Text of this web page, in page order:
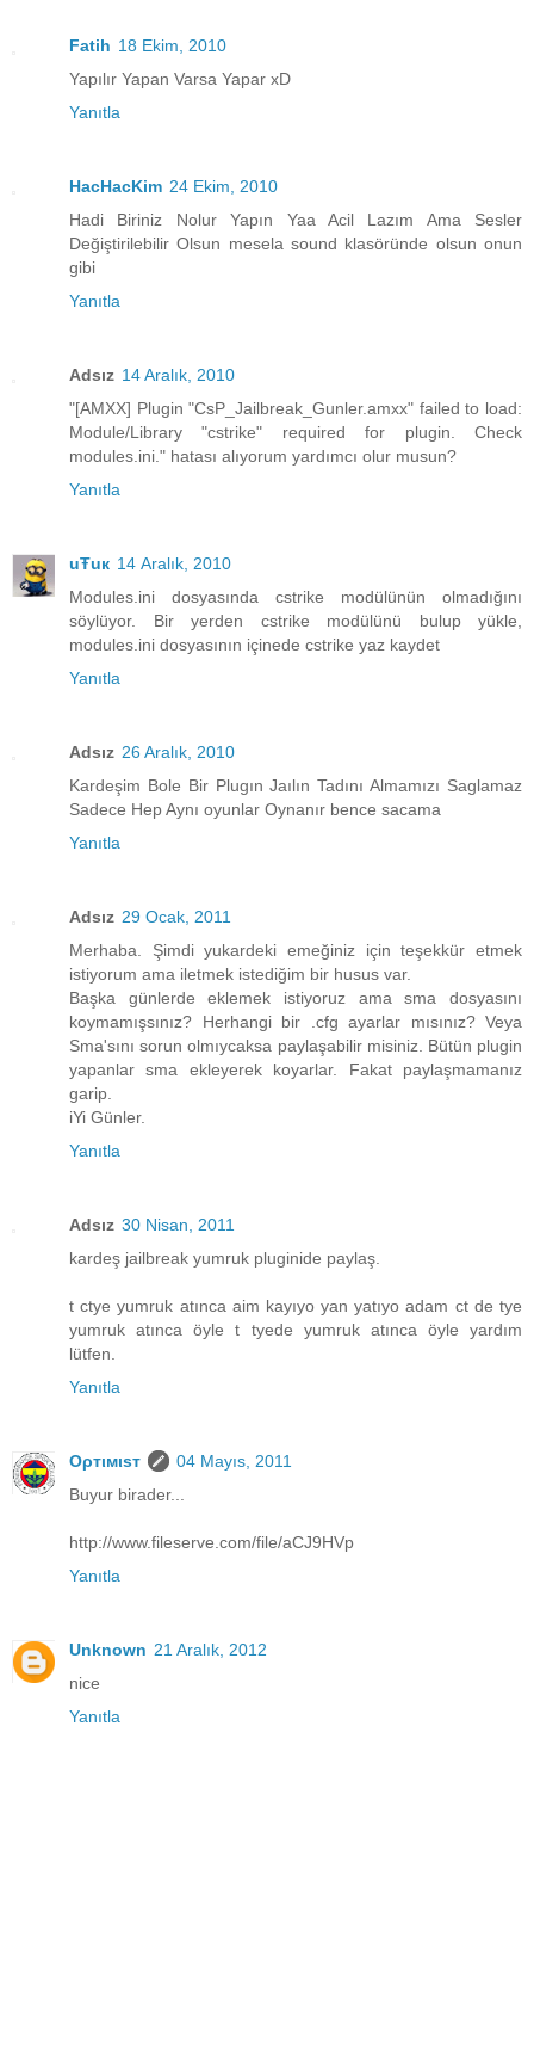
Fatih 18 Ekim, 2010
Yapılır Yapan Varsa Yapar xD
Yanıtla
HacHacKim 24 Ekim, 2010
Hadi Biriniz Nolur Yapın Yaa Acil Lazım Ama Sesler
Değiştirilebilir Olsun mesela sound klasöründe olsun onun
gibi
Yanıtla
Adsız 14 Aralık, 2010
"[AMXX] Plugin "CsP_Jailbreak_Gunler.amxx" failed to load:
Module/Library "cstrike" required for plugin. Check
modules.ini." hatası alıyorum yardımcı olur musun?
Yanıtla
uŦuк 14 Aralık, 2010
Modules.ini dosyasında cstrike modülünün olmadığını
söylüyor. Bir yerden cstrike modülünü bulup yükle,
modules.ini dosyasının içinede cstrike yaz kaydet
Yanıtla
Adsız 26 Aralık, 2010
Kardeşim Bole Bir Plugın Jaılın Tadını Almamızı Saglamaz
Sadece Hep Aynı oyunlar Oynanır bence sacama
Yanıtla
Adsız 29 Ocak, 2011
Merhaba. Şimdi yukardeki emeğiniz için teşekkür etmek
istiyorum ama iletmek istediğim bir husus var.
Başka günlerde eklemek istiyoruz ama sma dosyasını
koymamışsınız? Herhangi bir .cfg ayarlar mısınız? Veya
Sma'sını sorun olmıycaksa paylaşabilir misiniz. Bütün plugin
yapanlar sma ekleyerek koyarlar. Fakat paylaşmamanız
garip.
iYi Günler.
Yanıtla
Adsız 30 Nisan, 2011
kardeş jailbreak yumruk pluginide paylaş.
t ctye yumruk atınca aim kayıyo yan yatıyo adam ct de tye
yumruk atınca öyle t tyede yumruk atınca öyle yardım
lütfen.
Yanıtla
Oρтιмιsт
04 Mayıs, 2011
Buyur birader...
http://www.fileserve.com/file/aCJ9HVp
Yanıtla
Unknown 21 Aralık, 2012
nice
Yanıtla